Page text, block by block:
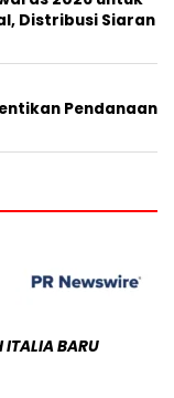
Distribusi Siaran
Pendanaan
ITALIA BARU